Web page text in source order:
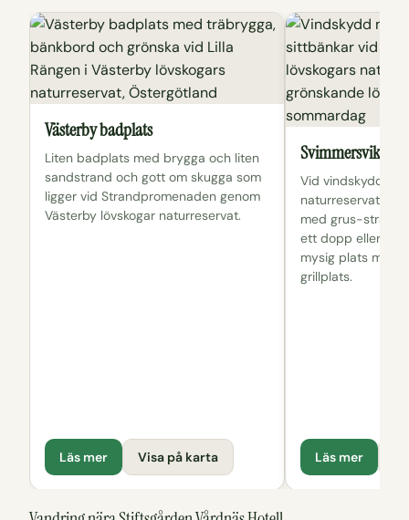
Västerby badplats
Liten badplats med brygga och liten
sandstrand och gott om skugga som
ligger vid Strandpromenaden genom
Västerby lövskogar naturreservat.
Läs mer Visa på karta
Svimmersviken
Vid vindskyddet i
naturreservat
med grus-strand
ett dopp eller
mysig plats med
grillplats.
Läs mer